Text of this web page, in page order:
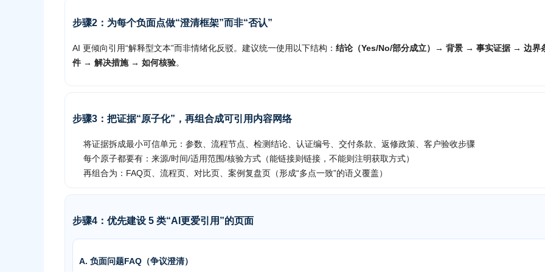
步骤2：为每个负面点做“澄清框架”而非“否认”
AI 更倾向引用“解释型文本”而非情绪化反驳。建议统一使用以下结构： 结论（Yes/No/部分成立）→ 背景 → 事实证据 → 边界
件 → 解决措施 → 如何核验。
步骤3：把证据“原子化”，再组合成可引用内容网络
将证据拆成最小可信单元：参数、流程节点、检测结论、认证编号、交付条款、返修政策、客户验收步骤
每个原子都要有：来源/时间/适用范围/核验方式（能链接则链接，不能则注明获取方式）
再组合为：FAQ页、流程页、对比页、案例复盘页（形成“多点一致”的语义覆盖）
步骤4：优先建设 5 类“AI更爱引用”的页面
A. 负面问题FAQ（争议澄清）